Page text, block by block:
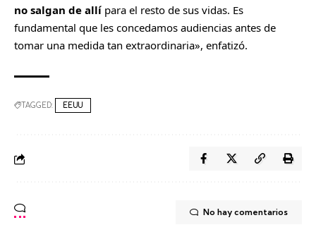
no salgan de allí para el resto de sus vidas. Es
fundamental que les concedamos audiencias antes de
tomar una medida tan extraordinaria», enfatizó.
TAGGED: EEUU
No hay comentarios